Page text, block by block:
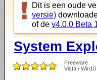
Dit is een oude
versie)
of de v4.0.0 Beta
System
Freeware
Vista /